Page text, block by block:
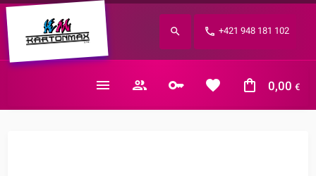
+421 948 181 102
0,00 €
Zabudnuté heslo?
E-mail